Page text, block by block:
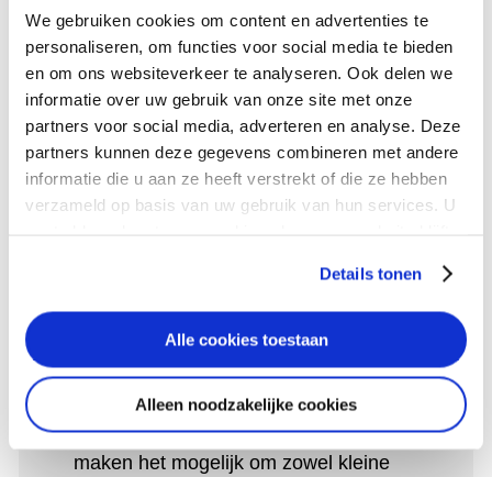
We gebruiken cookies om content en advertenties te
personaliseren, om functies voor social media te bieden
en om ons websiteverkeer te analyseren. Ook delen we
informatie over uw gebruik van onze site met onze
partners voor social media, adverteren en analyse. Deze
partners kunnen deze gegevens combineren met andere
informatie die u aan ze heeft verstrekt of die ze hebben
verzameld op basis van uw gebruik van hun services. U
Details tonen
Alle cookies toestaan
Alleen noodzakelijke cookies
CONTACT
GRONDSCHROEVEN, HOE,
WAAR, WANNEER? .
Ieder bouwproject kent verschillende
voorwaarden, maar onze
grondschroeven zijn veelzijdig en
maken het mogelijk om zowel kleine